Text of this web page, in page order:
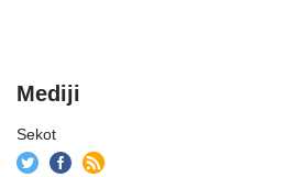
Mediji
Sekot